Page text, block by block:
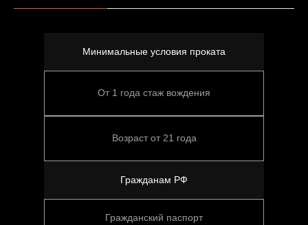
Минимальные условия проката
От 1 года стаж вождения
Возраст от 21 года
Гражданам РФ
Гражданский паспорт